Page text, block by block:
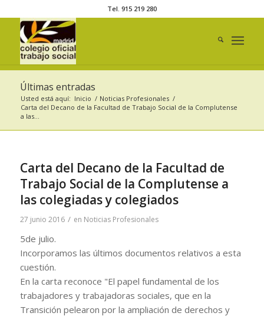
Tel. 915 219 280
Últimas entradas
Usted está aquí: Inicio / Noticias Profesionales /
Carta del Decano de la Facultad de Trabajo Social de la Complutense
a las...
Carta del Decano de la Facultad de
Trabajo Social de la Complutense a
las colegiadas y colegiados
27 junio 2016 / en Noticias Profesionales
5de julio.
Incorporamos las últimos documentos relativos a esta
cuestión.
En la carta reconoce "El papel fundamental de los
trabajadores y trabajadoras sociales, que en la
Transición pelearon por la ampliación de derechos y